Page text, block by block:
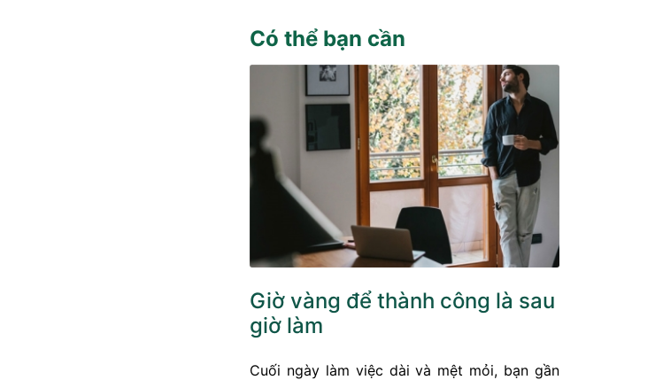
Có thể bạn cần
Giờ vàng để thành công là sau
giờ làm
Cuối ngày làm việc dài và mệt mỏi, bạn gần